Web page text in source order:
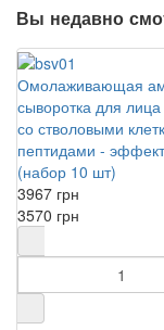
Вы недавно
Омолаживающая
сыворотка для лица
со стволовыми
пептидами -
(набор 10 шт)
3967 грн
3570 грн